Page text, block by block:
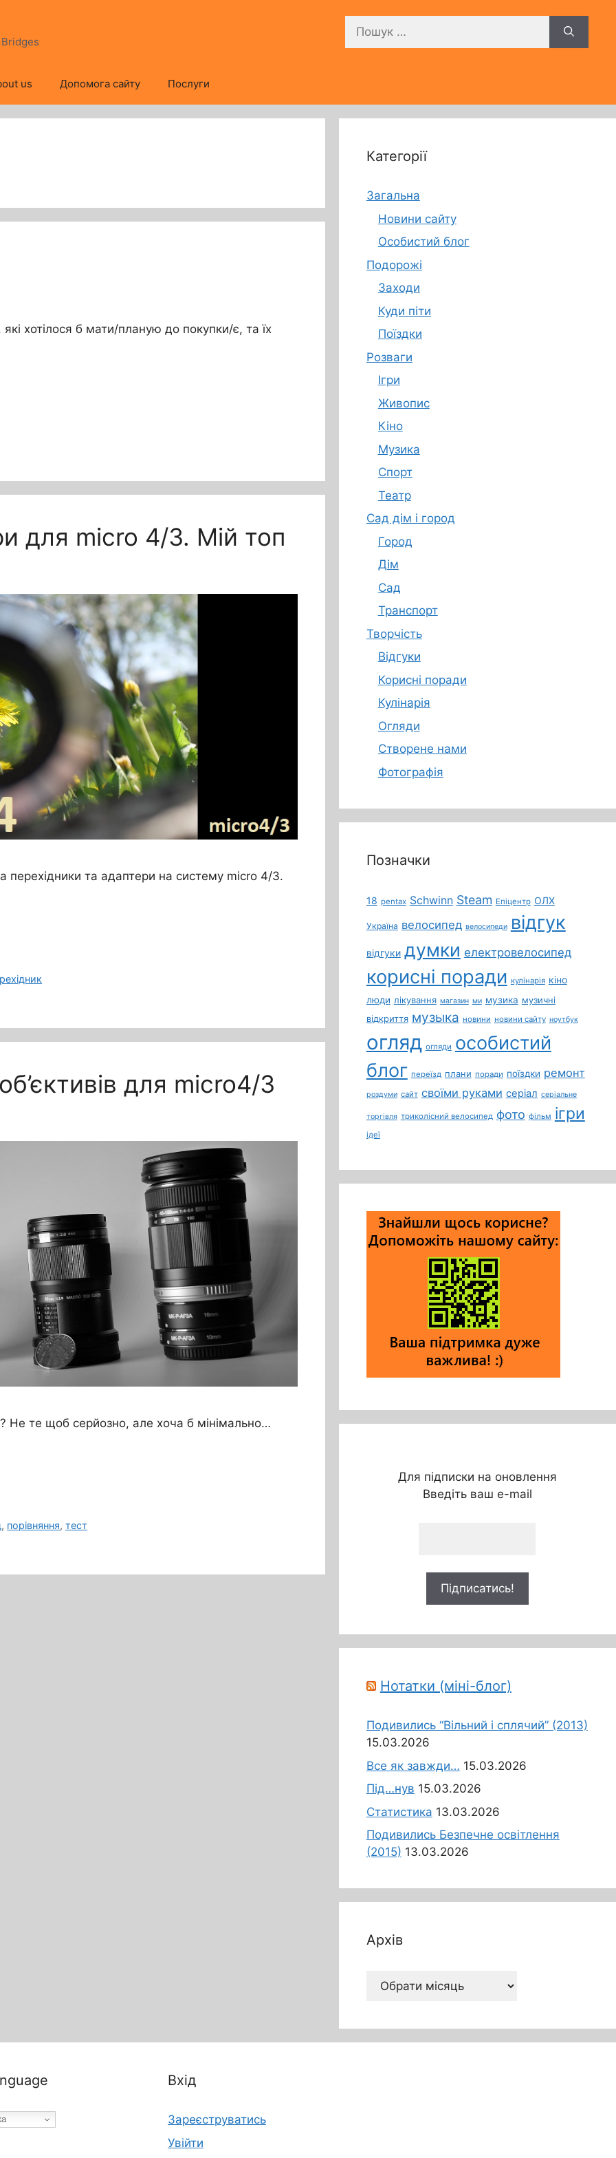
us Допомога сайту Послуги
хотілося б мати/планую до покупки/є, та їх
для micro 4/3. Мій топ
перехідники та адаптери на систему micro 4/3.
для micro4/3
Не те щоб серйозно, але хоча б мінімально…
, порівняння,тест
Категорії
Загальна
Новини сайту
Особистий блог
Подорожі
Заходи
Куди піти
Поїздки
Розваги
Ігри
Живопис
Кіно
Музика
Спорт
Театр
Сад дім і город
Город
Дім
Сад
Транспорт
Творчість
Відгуки
Корисні поради
Кулінарія
Огляди
Створене нами
Фотографія
Позначки
18 pentax Schwinn Steam Епіцентр ОЛХ
Україна велосипед велосипеди відгук
відгуки думки електровелосипед
корисні поради кулінарія кіно
люди лікування магазин ми музика музичні
відкриття музыка новини новини сайту ноутбук
огляд огляди особистий
блог переїзд плани поради поїздки ремонт
роздуми сайт своїми руками серіал серіальне
торгівля триколісний велосипед фото фільм ігри
ідеї
Для підписки на оновлення
Введіть ваш e-mail
Нотатки (міні-блог)
Подивились “Вільний і сплячий” (2013)
15.03.2026
Все як завжди… 15.03.2026
Під…нув 15.03.2026
Статистика 13.03.2026
Подивились Безпечне освітлення
(2015) 13.03.2026
Архів
Архів
Вхід
Зареєструватись
Увійти